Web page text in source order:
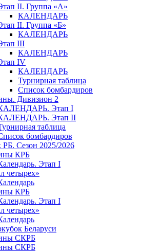
II. Группа «А»
КАЛЕНДАРЬ
II. Группа «Б»
КАЛЕНДАРЬ
III
КАЛЕНДАРЬ
IV
КАЛЕНДАРЬ
Турнирная таблица
Список бомбардиров
Дивизион 2
Этап I
Этап II
таблица
бомбардиров
РБ. Сезон 2025/2026
КРБ
Этап I
четырех»
КРБ
Этап I
четырех»
Беларуси
СКРБ
СКРБ